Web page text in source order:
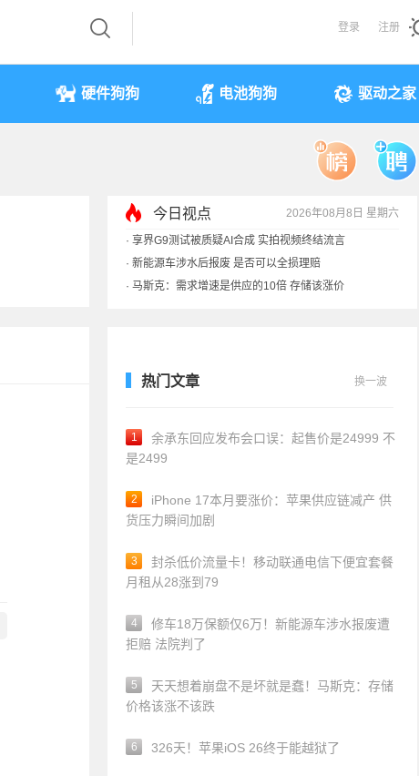
登录 注册
硬件狗狗 电池狗狗 驱动之家
今日视点 2026年08月8日 星期六
· 享界G9测试被质疑AI合成 实拍视频终结流言
· 新能源车涉水后报废 是否可以全损理赔
· 马斯克：需求增速是供应的10倍 存储该涨价
热门文章 换一波
1
余承东回应发布会口误：起售价是24999 不
是2499
2
iPhone 17本月要涨价：苹果供应链减产 供
货压力瞬间加剧
3
封杀低价流量卡！移动联通电信下便宜套餐
月租从28涨到79
4
修车18万保额仅6万！新能源车涉水报废遭
拒赔 法院判了
5
天天想着崩盘不是坏就是蠢！马斯克：存储
价格该涨不该跌
6 326天！苹果iOS 26终于能越狱了